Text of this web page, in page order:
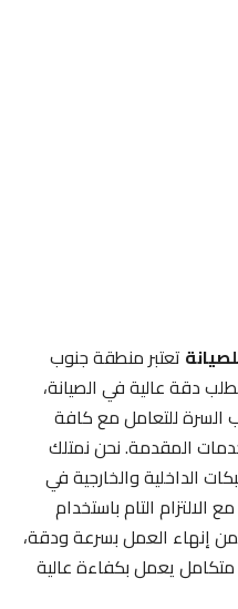
تعتبر منطقة جنوب
دقة عالية في الصيانة،
للتعامل مع كافة
المقدمة. نحن نمتلك
والخارجية في
التام باستخدام
إنهاء العمل بسرعة ودقة،
يعمل بكفاءة عالية